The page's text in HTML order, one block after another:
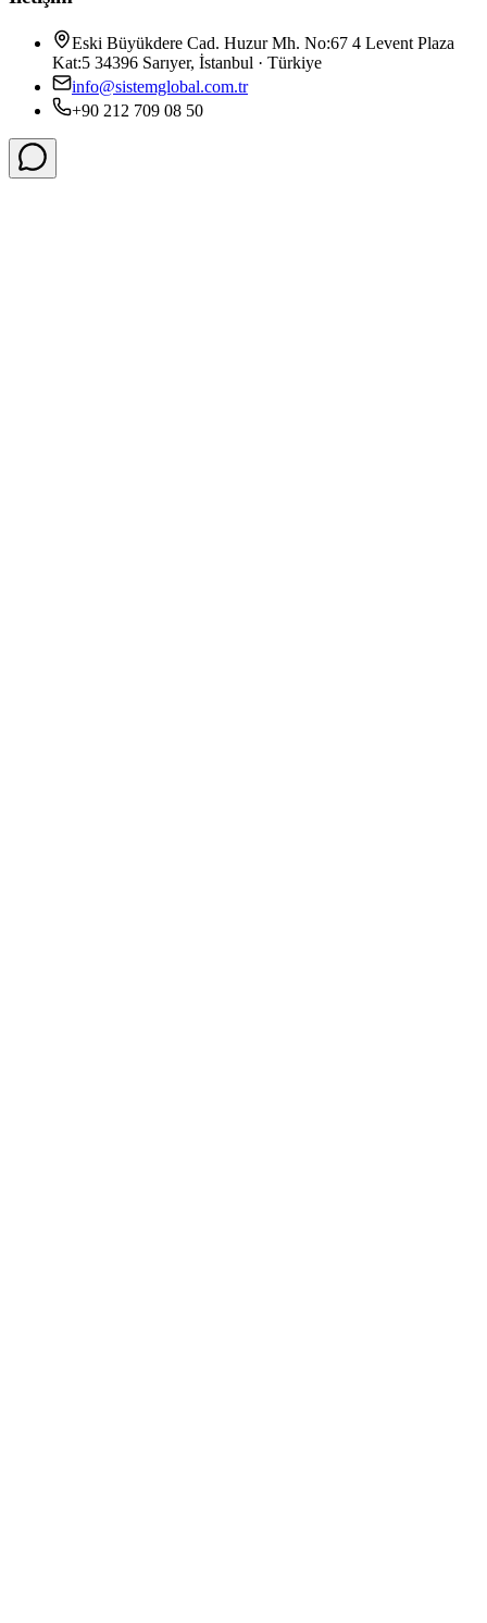
Eski Büyükdere Cad. Huzur Mh. No:67 4 Levent Plaza
Kat:5 34396 Sarıyer, İstanbul · Türkiye
info@sistemglobal.com.tr
+90 212 709 08 50